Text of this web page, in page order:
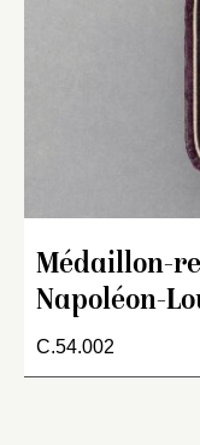
Médaillon-
Napoléon-
C.54.002